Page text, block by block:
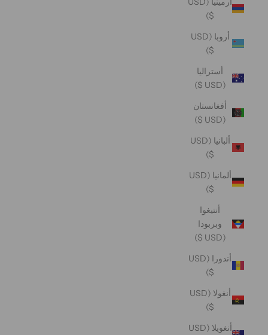
$)
أروبا (USD
$)
أستراليا
(USD $)
أفغانستان
(USD $)
ألبانيا (USD
$)
ألمانيا (USD
$)
أنتيغوا
وبربودا
(USD $)
أندورا (USD
$)
أنغولا (USD
$)
أنغويلا (USD